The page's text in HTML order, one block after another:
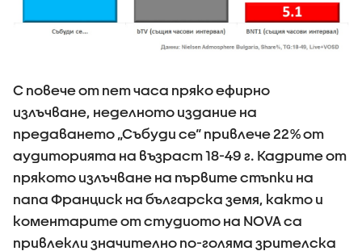
С повече от пет часа пряко ефирно
излъчване, неделното издание на
предаването „Събуди се“ привлече 22% от
аудиторията на възраст 18-49 г. Кадрите от
прякото излъчване на първите стъпки на
папа Франциск на българска земя, както и
коментарите от студиото на NOVA са
привлекли значително по-голяма зрителска